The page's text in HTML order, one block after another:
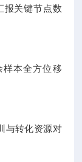
报关键节点数
样本全方位移
与转化资源对